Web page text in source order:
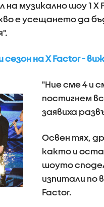
на музикално шоу 1
е усещането да
на X Factor -
"Ние сме 4 и
постигнем
заявиха
Освен тях,
както и
шоуто
изпитали по
Factor.